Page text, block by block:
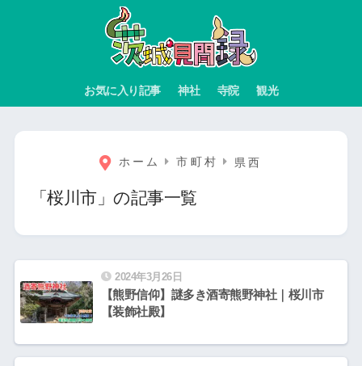
お気に入り記事 神社 寺院 観光
ホーム 市町村 県西
「桜川市」の記事一覧
2024年3月26日
【熊野信仰】謎多き酒寄熊野神社｜桜川市
【装飾社殿】